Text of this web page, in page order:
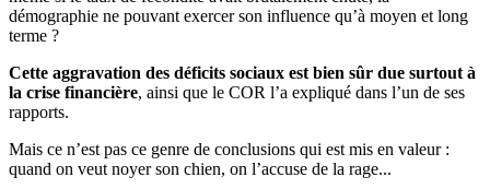
démographie ne pouvant exercer son influence qu’à moyen et long
terme ?
Cette aggravation des déficits sociaux est bien sûr due surtout à
la crise financière, ainsi que le COR l’a expliqué dans l’un de ses
rapports.
Mais ce n’est pas ce genre de conclusions qui est mis en valeur :
quand on veut noyer son chien, on l’accuse de la rage...